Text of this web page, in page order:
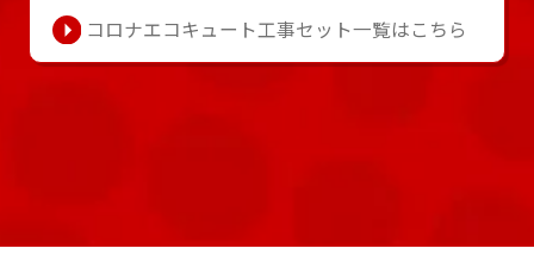
コロナエコキュート工事セット一覧はこちら